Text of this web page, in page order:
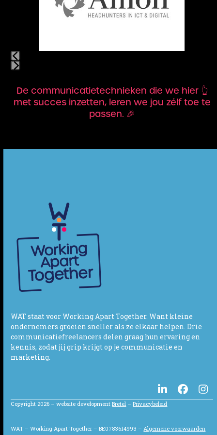
the
carousel
navigation
to
go
De communicatietechnieken die we hier 👆
met succes inzetten, leren we jou zélf toe te
passen. 🎉
WAT staat voor Working Apart Together. Want kleine
ondernemers groeien sneller als ze elkaar helpen. Drie
communicatiefreelancers delen graag hun ervaring en
kennis, zodat jij grip krijgt op je communicatie en
marketing.
LinkedIn
Copyright 2026 – website developmentBretel –Privacybeleid
WAT – Working Apart Together – BE0783614993 – Algemene voorwaarden